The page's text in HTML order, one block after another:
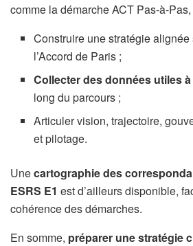
comme la démarche ACT Pas-à-
Construire une stratégie
l’Accord de Paris ;
Collecter des données utiles à
long du parcours ;
Articuler vision, trajectoire,
et pilotage.
Unecartographie des
ESRS E1 est d’ailleurs disponible,
cohérence des démarches.
En somme, préparer une stratégie